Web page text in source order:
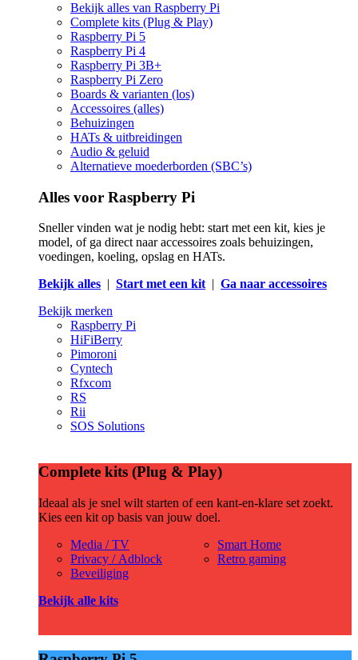
Bekijk alles van Raspberry Pi
Complete kits (Plug & Play)
Raspberry Pi 5
Raspberry Pi 4
Raspberry Pi 3B+
Raspberry Pi Zero
Boards & varianten (los)
Accessoires (alles)
Behuizingen
HATs & uitbreidingen
Audio & geluid
Alternatieve moederborden (SBC’s)
Alles voor Raspberry Pi
Sneller vinden wat je nodig hebt: start met een kit, kies je
model, of ga direct naar accessoires zoals behuizingen,
voedingen, koeling, opslag en HATs.
Bekijk alles | Start met een kit| Ga naar accessoires
Bekijk merken
Raspberry Pi
HiFiBerry
Pimoroni
Cyntech
Rfxcom
RS
Rii
SOS Solutions
Complete kits (Plug & Play)
Ideaal als je snel wilt starten of een kant-en-klare set zoekt.
Kies een kit op basis van jouw doel.
Media / TV
Privacy / Adblock
Beveiliging
Smart Home
Retro gaming
Bekijk alle kits